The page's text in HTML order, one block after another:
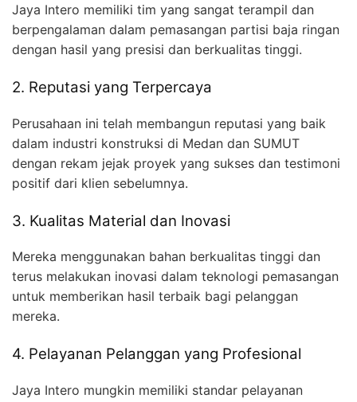
Jaya Intero memiliki tim yang sangat terampil dan
berpengalaman dalam pemasangan partisi baja ringan
dengan hasil yang presisi dan berkualitas tinggi.
2. Reputasi yang Terpercaya
Perusahaan ini telah membangun reputasi yang baik
dalam industri konstruksi di Medan dan SUMUT
dengan rekam jejak proyek yang sukses dan testimoni
positif dari klien sebelumnya.
3. Kualitas Material dan Inovasi
Mereka menggunakan bahan berkualitas tinggi dan
terus melakukan inovasi dalam teknologi pemasangan
untuk memberikan hasil terbaik bagi pelanggan
mereka.
4. Pelayanan Pelanggan yang Profesional
Jaya Intero mungkin memiliki standar pelayanan